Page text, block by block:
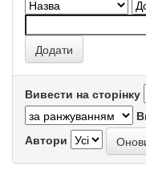
Вивести на сторінку
Автори